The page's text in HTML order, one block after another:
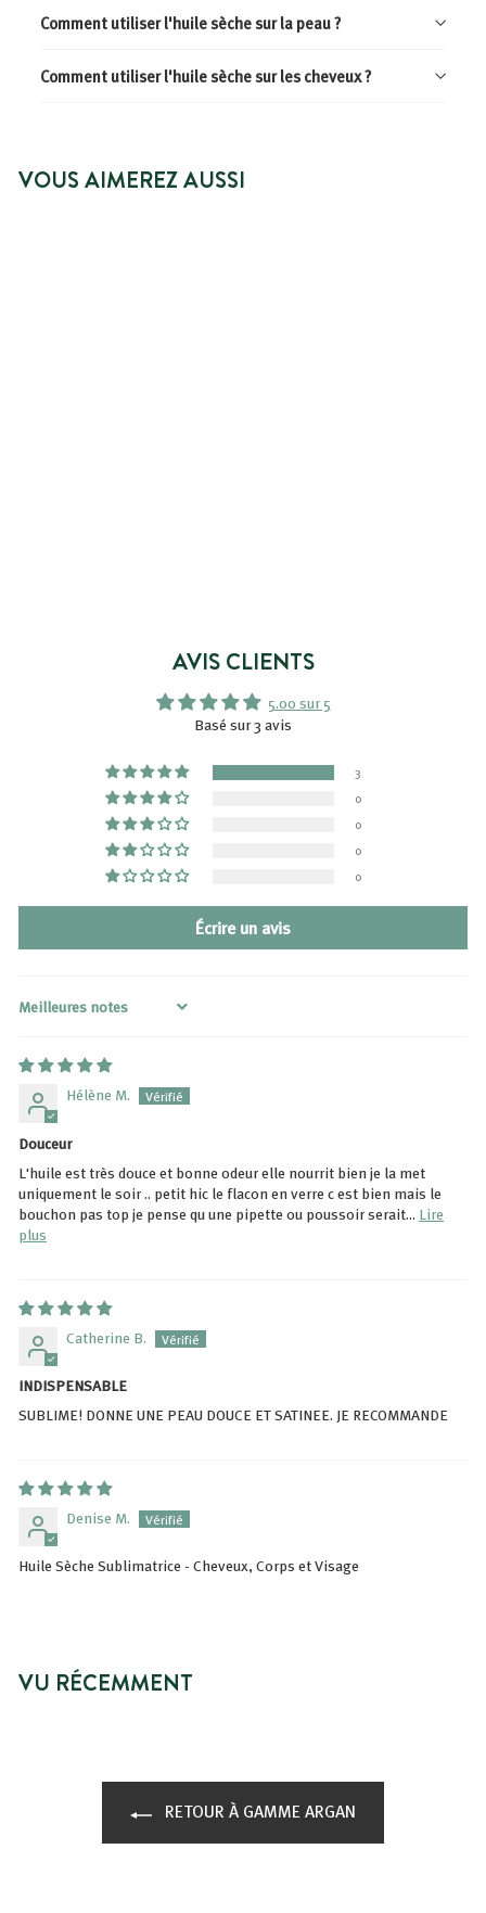
Comment utiliser l'huile sèche sur la peau ?
Comment utiliser l'huile sèche sur les cheveux ?
VOUS AIMEREZ AUSSI
AVIS CLIENTS
5.00 sur 5
Basé sur 3 avis
3
0
0
0
0
Écrire un avis
Sort by
Hélène M.
Douceur
L'huile est très douce et bonne odeur elle nourrit bien je la met
uniquement le soir .. petit hic le flacon en verre c est bien mais le
bouchon pas top je pense qu une pipette ou poussoir serait... Lire
plus
Catherine B.
INDISPENSABLE
SUBLIME! DONNE UNE PEAU DOUCE ET SATINEE. JE RECOMMANDE
Denise M.
Huile Sèche Sublimatrice - Cheveux, Corps et Visage
VU RÉCEMMENT
RETOUR À GAMME ARGAN